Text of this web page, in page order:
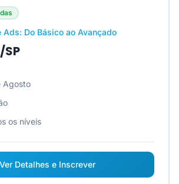
Ads: Do Básico ao Avançado
Agosto
os níveis
Ver Detalhes e Inscrever